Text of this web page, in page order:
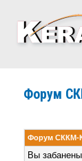
Форум
Форум СККМ-
Вы